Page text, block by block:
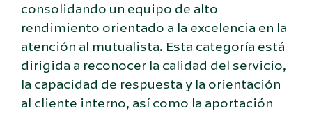
consolidando un equipo de alto
rendimiento orientado a la excelencia en la
atención al mutualista. Esta categoría está
dirigida a reconocer la calidad del servicio,
la capacidad de respuesta y la orientación
al cliente interno, así como la aportación